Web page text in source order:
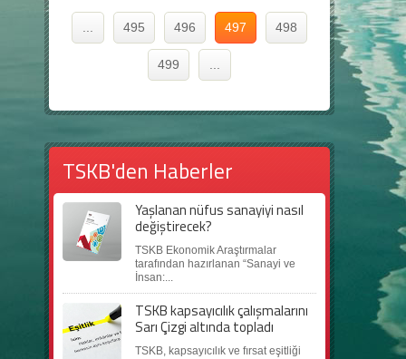
495 496 497 498
499
TSKB'den Haberler
Yaşlanan nüfus sanayiyi nasıl
değiştirecek?
TSKB Ekonomik Araştırmalar
tarafından hazırlanan “Sanayi ve
İnsan:...
TSKB kapsayıcılık çalışmalarını
Sarı Çizgi altında topladı
TSKB, kapsayıcılık ve fırsat eşitliği